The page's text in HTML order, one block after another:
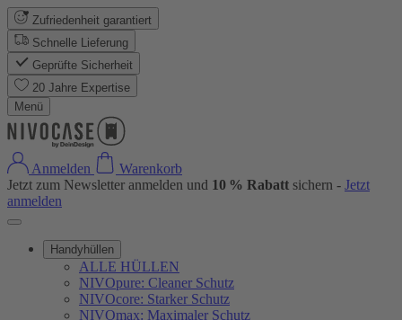
Zufriedenheit garantiert
Schnelle Lieferung
Geprüfte Sicherheit
20 Jahre Expertise
Menü
Anmelden
Warenkorb
Jetzt zum Newsletter anmelden und 10 % Rabatt sichern - Jetzt
anmelden
Handyhüllen
ALLE HÜLLEN
NIVOpure: Cleaner Schutz
NIVOcore: Starker Schutz
NIVOmax: Maximaler Schutz